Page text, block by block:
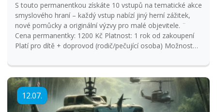
S touto permanentkou získáte 10 vstupů na tematické akce
smyslového hraní – každý vstup nabízí jiný herní zážitek,
nové pomůcky a originální výzvy pro malé objevitele. ¨
Cena permanentky: 1200 Kč Platnost: 1 rok od zakoupení
Platí pro dítě + doprovod (rodič/pečující osoba) Možnost
setkáních Ideální pro děti od 9 měsíců do 8 let Každé
setkání jinak – tematické pomůcky, senzorické doplňky,
volná i řízená hra Permanentka je přenosná – můžete ji
využít pro více dětí nebo darovat vstup kamarádovi (v
případě využití pro někoho jiného nás kontaktujte).
12.07.